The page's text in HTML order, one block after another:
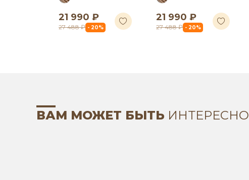
21 990 ₽
27 488 ₽ - 20%
21 990 ₽
27 488 ₽ - 20%
ВАМ МОЖЕТ БЫТЬ ИНТЕРЕСНО